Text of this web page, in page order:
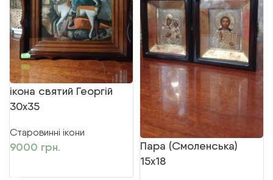
ікона святий Георгій
30х35
Старовинні ікони
9000 грн.
Пара (Смоленська)
15х18